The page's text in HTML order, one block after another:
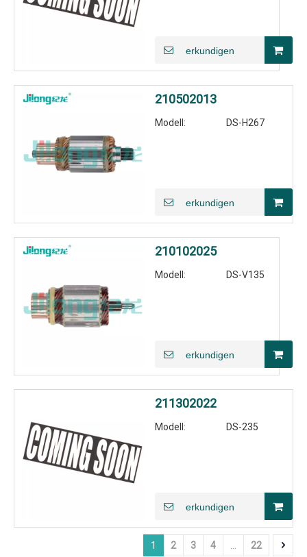
erkundigen
210502013
Modell: DS-H267
erkundigen
210102025
Modell: DS-V135
erkundigen
211302022
Modell: DS-235
erkundigen
1 2 3 4 22